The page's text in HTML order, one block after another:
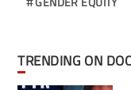
TRENDING ON